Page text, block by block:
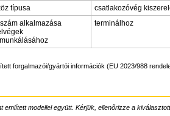
típusa
csatlakozóvég
alkalmazása
terminálhoz
forgalmazói/gyártói információk (EU 2023/988
modellel együtt. Kérjük, ellenőrizze a